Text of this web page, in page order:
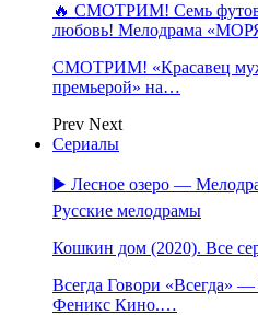
🔥 СМОТРИМ! Семь футов
любовь! Мелодрама
СМОТРИМ! «Красавец
премьерой» на…
Prev Next
Сериалы
▶️ Лесное озеро —
Русские мелодрамы
Кошкин дом (2020). Все
Всегда Говори «Всегда» —
Феникс Кино.…